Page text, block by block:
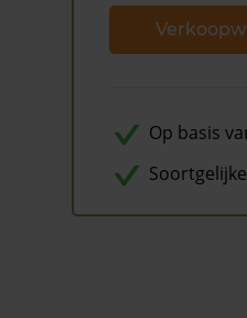
Op basis